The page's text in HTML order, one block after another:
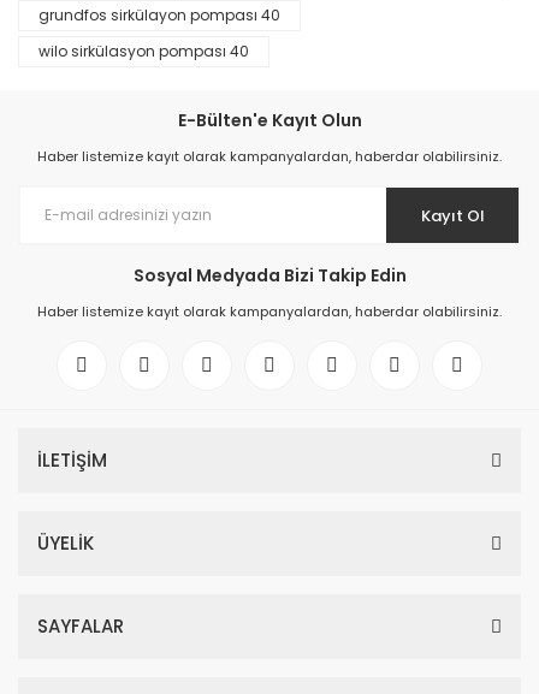
grundfos sirkülayon pompası 40
wilo sirkülasyon pompası 40
E-Bülten'e Kayıt Olun
Haber listemize kayıt olarak kampanyalardan, haberdar olabilirsiniz.
Kayıt Ol
Sosyal Medyada Bizi Takip Edin
Haber listemize kayıt olarak kampanyalardan, haberdar olabilirsiniz.
İLETİŞİM
ÜYELİK
SAYFALAR